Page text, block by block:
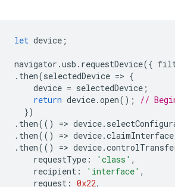
let device ;
navigator .usb . requestDevice({
. then(selectedDevice => {
device = selectedDevice ;
return device.open();
//
})
. then(() => device.
. then(() => device.claimInterface
. then(() => device.
requestType : 'class' ,
recipient : 'interface' ,
request : 0x22,